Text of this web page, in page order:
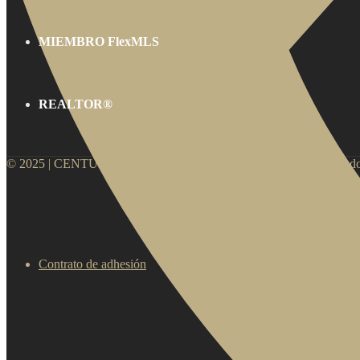
MIEMBRO FlexMLS
REALTOR®
© 2025 | CENTURY 21 Riviera Realty. Todos los derechos
Contrato de adhesión